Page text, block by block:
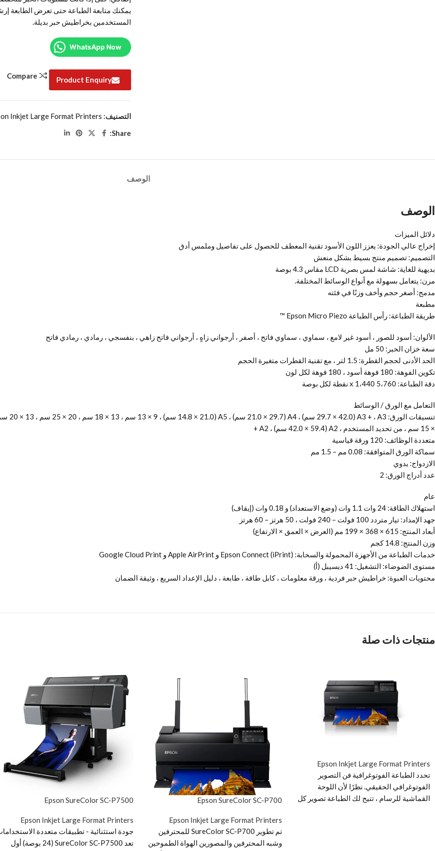
يمكنك متابعة الطباعة حتى تعرض الطابعة
المستخدمين بخراطيش حبر بديلة.
WhatsApp Now
Product Enquiry
Compare
التصنيف: Inkjet Large Format Printers
Share:
الوصف
الوصف
دلائل الميزات
إخراج عالي الجودة: يعزز اللون الأسود تقنية المعطف للحصول على تفاصيل وملمس أدق
التصميم: تصميم منتج بسيط بشكل منعش
بديهية للغاية: شاشة لمس بصرية LCD مقاس 4.3 بوصة
مرن: يتعامل بسهولة مع أنواع الوسائط المختلفة.
مدمج: أصغر حجم وأخف وزنًا في فئته
مطبعة
طريقة الطباعة: رأس الطباعة Epson Micro Piezo ™
الألوان: أسود للصور ، أسود غير لامع ، سماوي ، سماوي فاتح ، أصفر ، أرجواني زاهٍ ، أرجواني فاتح زاهي ، بنفسجي ، رمادي ، رمادي فاتح
سعة خزان الحبر: 50 مل
الحد الأدنى لحجم القطرة: 1.5 لتر ، مع تقنية القطرات متغيرة الحجم
تكوين الفوهة: 180 فوهة أسود ، 180 فوهة لكل لون
دقة الطباعة: 5،760 x 1،440 نقطة لكل بوصة
التعامل مع الورق / الوسائط
× 15 سم ، من تحديد المستخدم ، A2 (42.0 × 59.4 سم) ، A2 +
متعددة الوظائف: 120 ورقة قياسية
سماكة الورق المتوافقة: 0.08 مم – 1.5 مم
الازدواج: يدوي
عدد أدراج الورق: 2
عام
استهلاك الطاقة: 24 وات 1.1 وات (وضع الاستعداد) و 0.18 وات (إيقاف)
جهد الإمداد: تيار متردد 100 فولت – 240 فولت ، 50 هرتز – 60 هرتز
أبعاد المنتج: 615 × 368 × 199 مم (العرض × العمق × الارتفاع)
وزن المنتج: 14.8 كجم
خدمات الطباعة من الأجهزة المحمولة والسحابة: Epson Connect (iPrint) و Apple AirPrint و Google Cloud Print
مستوى الضوضاء: التشغيل: 41 ديسيبل (أ)
محتويات العبوة: خراطيش حبر فردية ، ورقة معلومات ، كابل طاقة ، طابعة ، دليل الإعداد السريع ، وثيقة الضمان
منتجات ذات صلة
Epson Inkjet Large Format Printers
تحدد الطباعة الفوتوغرافية فن التصوير
الفوتوغرافي الحقيقي. نظرًا لأن اللوحة
القماشية للرسام ، تتيح لك الطباعة تصوير كل
Epson SureColor SC-P700
Epson Inkjet Large Format Printers
تم تطوير SureColor SC-P700 للمحترفين
وشبه المحترفين والمصورين الهواة الطموحين
Epson SureColor SC-P7500
Epson Inkjet Large Format Printers
جودة استثنائية - تطبيقات متعددة
تعد SureColor SC-P7500 (24 بوصة) أول